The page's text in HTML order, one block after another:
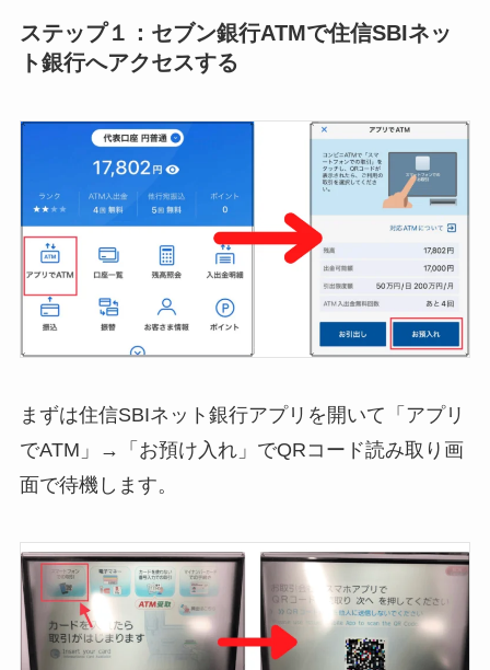
ステップ１：セブン銀行ATMで住信SBIネッ
ト銀行へアクセスする
まずは住信SBIネット銀行アプリを開いて「アプリ
でATM」→「お預け入れ」でQRコード読み取り画
面で待機します。